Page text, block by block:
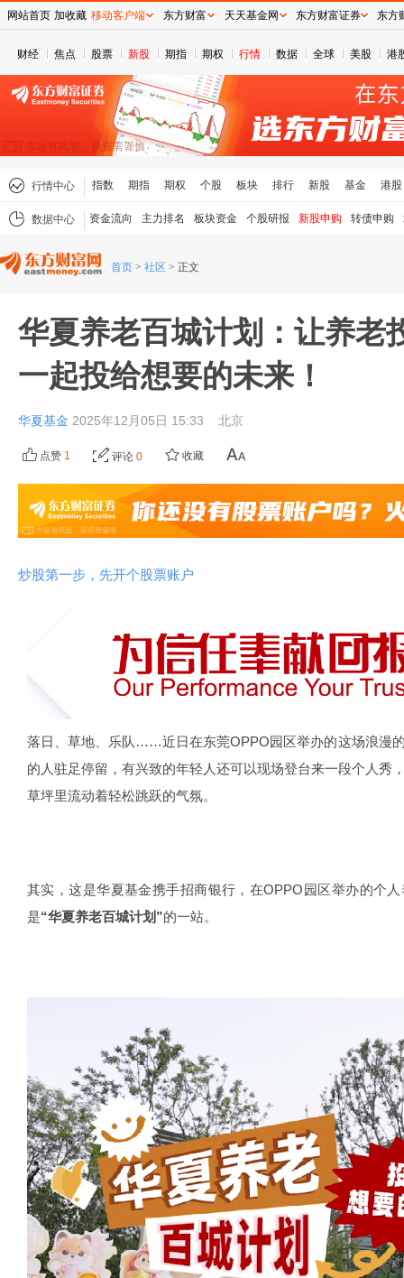
财经 焦点 股票 新股 期指 期权 行情 数据 全球 美股 港
行情中心 指数 期指 期权 个股 板块 排行 新股 基金 港股
数据中心 资金流向 主力排名 板块资金 个股研报 新股申购 转债申购
首页 > 社区 > 正文
华夏养老百城计划：让养老
一起投给想要的未来！
华夏基金 2025年12月05日 15:33 北京
点赞 1 评论 0 收藏
炒股第一步，先开个股票账户
落日、草地、乐队……近日在东莞OPPO园区举办的这场浪漫
的人驻足停留，有兴致的年轻人还可以现场登台来一段个人秀
草坪里流动着轻松跳跃的气氛。
其实，这是华夏基金携手招商银行，在OPPO园区举办的个
是“华夏养老百城计划”的一站。
网站首页 加收藏 移动客户端 东方财富 天天基金网 东方财富证券 东方